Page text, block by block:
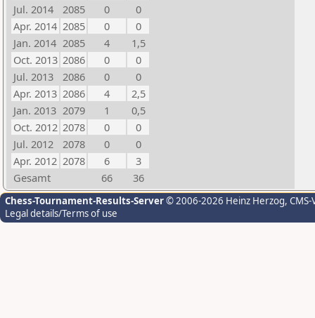
Jul. 2014
2085 0
0
Apr. 2014 2085 0
0
Jan. 2014 2085 4
1,5
Oct. 2013 2086 0
0
Jul. 2013
2086 0
0
Apr. 2013 2086 4
2,5
Jan. 2013 2079 1
0,5
Oct. 2012 2078 0
0
Jul. 2012
2078 0
0
Apr. 2012 2078 6
3
Gesamt
66 36
Chess-Tournament-Results-Server© 2006-2026 Heinz Herzog,
Legal details/Terms of use